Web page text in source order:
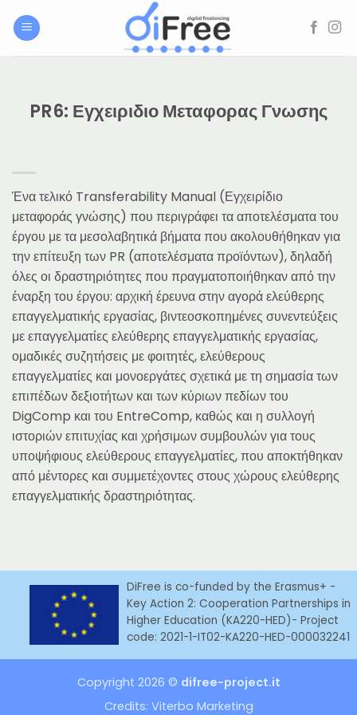
στο
PR6: Εγχειριδιο Μεταφορας Γνωσης
Ένα τελικό Transferability Manual (Εγχειρίδιο
μεταφοράς γνώσης) που περιγράφει τα αποτελέσματα του
έργου με τα μεσολαβητικά βήματα που ακολουθήθηκαν για
την επίτευξη των PR (αποτελέσματα προϊόντων), δηλαδή
όλες οι δραστηριότητες που πραγματοποιήθηκαν από την
έναρξη του έργου: αρχική έρευνα στην αγορά ελεύθερης
επαγγελματικής εργασίας, βιντεοσκοπημένες συνεντεύξεις
με επαγγελματίες ελεύθερης επαγγελματικής εργασίας,
ομαδικές συζητήσεις με φοιτητές, ελεύθερους
επαγγελματίες και μονοεργάτες σχετικά με τη σημασία των
επιπέδων δεξιοτήτων και των κύριων πεδίων του
DigComp και του EntreComp, καθώς και η συλλογή
ιστοριών επιτυχίας και χρήσιμων συμβουλών για τους
υποψήφιους ελεύθερους επαγγελματίες, που αποκτήθηκαν
από μέντορες και συμμετέχοντες στους χώρους ελεύθερης
επαγγελματικής δραστηριότητας.
DiFree is co-funded by the Erasmus+ -
Key Action 2: Cooperation Partnerships in
Higher Education (KA220-HED)- Project
code: 2021-1-IT02-KA220-HED-000032241
Copyright 2026 © difree-project.it
Credits: Viterbo Marketing